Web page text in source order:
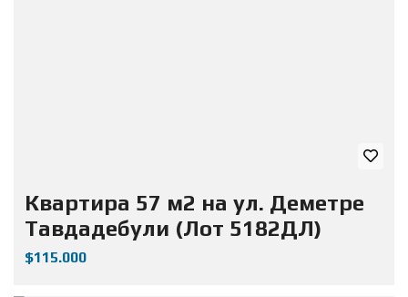
Квартира 57 м2 на ул. Деметре
Тавдадебули (Лот 5182ДЛ)
$115.000